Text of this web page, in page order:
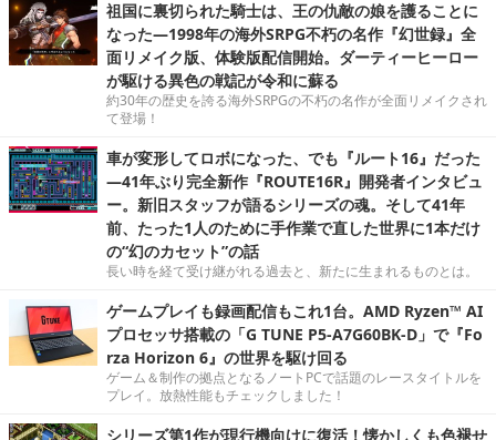
祖国に裏切られた騎士は、王の仇敵の娘を護ることに
なった―1998年の海外SRPG不朽の名作『幻世録』全
面リメイク版、体験版配信開始。ダーティーヒーロー
が駆ける異色の戦記が令和に蘇る
約30年の歴史を誇る海外SRPGの不朽の名作が全面リメイクされ
て登場！
車が変形してロボになった、でも『ルート16』だった
―41年ぶり完全新作『ROUTE16R』開発者インタビュ
ー。新旧スタッフが語るシリーズの魂。そして41年
前、たった1人のために手作業で直した世界に1本だけ
の“幻のカセット”の話
長い時を経て受け継がれる過去と、新たに生まれるものとは。
ゲームプレイも録画配信もこれ1台。AMD Ryzen™ AI
プロセッサ搭載の「G TUNE P5-A7G60BK-D」で『Fo
rza Horizon 6』の世界を駆け回る
ゲーム＆制作の拠点となるノートPCで話題のレースタイトルを
プレイ。放熱性能もチェックしました！
シリーズ第1作が現行機向けに復活！懐かしくも色褪せ